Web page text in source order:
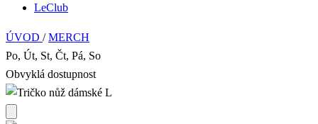
LeClub
ÚVOD / MERCH
Po, Út, St, Čt, Pá, So
Obvyklá dostupnost